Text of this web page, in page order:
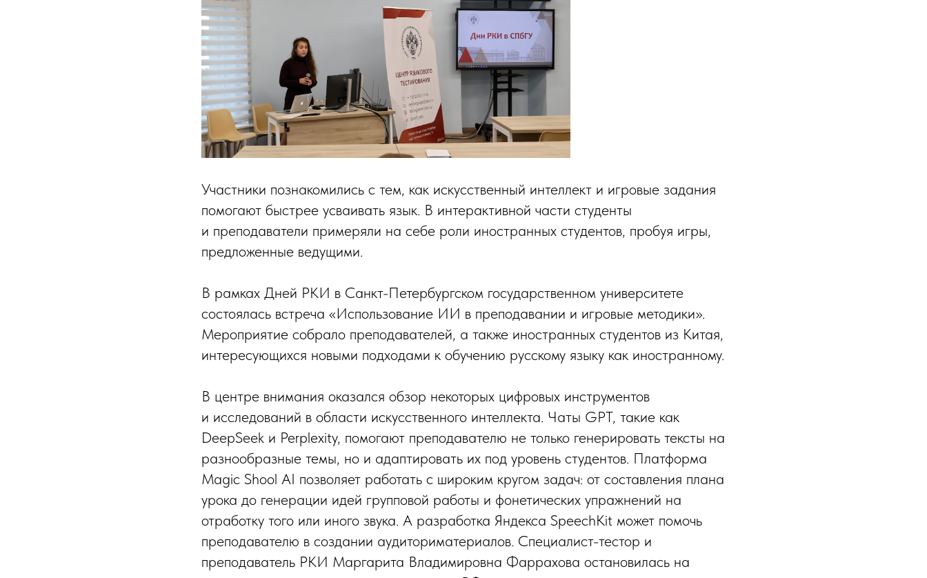
Участники познакомились с тем, как искусственный интеллект и игровые задания
помогают быстрее усваивать язык. В интерактивной части студенты
и преподаватели примеряли на себе роли иностранных студентов, пробуя игры,
предложенные ведущими.
В рамках Дней РКИ в Санкт-Петербургском государственном университете
состоялась встреча «Использование ИИ в преподавании и игровые методики».
Мероприятие собрало преподавателей, а также иностранных студентов из Китая,
интересующихся новыми подходами к обучению русскому языку как иностранному.
В центре внимания оказался обзор некоторых цифровых инструментов
и исследований в области искусственного интеллекта. Чаты GPT, такие как
DeepSeek и Perplexity, помогают преподавателю не только генерировать тексты на
разнообразные темы, но и адаптировать их под уровень студентов. Платформа
Magic Shool AI позволяет работать с широким кругом задач: от составления плана
урока до генерации идей групповой работы и фонетических упражнений на
отработку того или иного звука. А разработка Яндекса SpeechKit может помочь
преподавателю в создании аудиториматериалов. Специалист-тестор и
преподаватель РКИ Маргарита Владимировна Фаррахова остановилась на